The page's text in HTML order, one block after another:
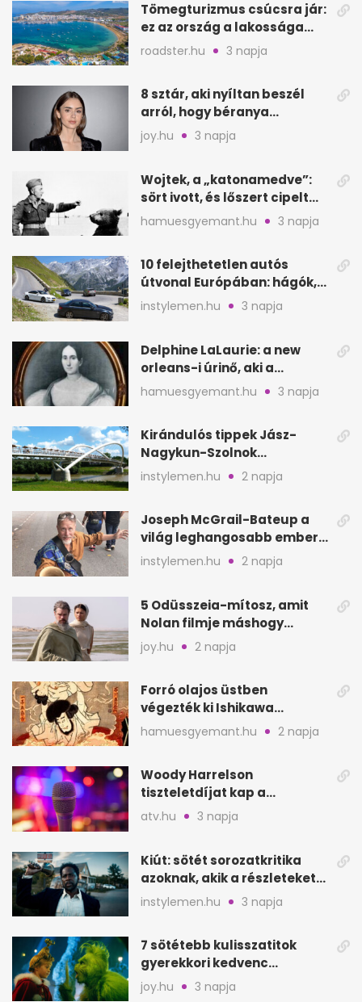
Tömegturizmus csúcsra jár:
ez az ország a lakossága
kétszeresét fogadja
roadster.hu 3 napja
8 sztár, aki nyíltan beszél
arról, hogy béranya
segítette a családalapítást
joy.hu 3 napja
Wojtek, a „katonamedve”:
sört ivott, és lőszert cipelt
Monte Cassinónál
hamuesgyemant.hu 3 napja
10 felejthetetlen autós
útvonal Európában: hágók,
partok, fjordok
instylemen.hu 3 napja
Delphine LaLaurie: a new
orleans-i úrinő, aki a
padláson kínzott
hamuesgyemant.hu 3 napja
Kirándulós tippek Jász-
Nagykun-Szolnok
megyében: 6 kihagyhatatlan
hely
instylemen.hu 2 napja
Joseph McGrail-Bateup a
világ leghangosabb embere
lett Ausztráliából
instylemen.hu 2 napja
5 Odüsszeia-mítosz, amit
Nolan filmje máshogy
mutat, mint Homérosz
joy.hu 2 napja
Forró olajos üstben
végezték ki Ishikawa
Goemont, Japán Robin
Hoodját
hamuesgyemant.hu 2 napja
Woody Harrelson
tiszteletdíjat kap a
Szarajevói Filmfesztiválon
atv.hu 3 napja
Kiút: sötét sorozatkritika
azoknak, akik a részleteket
keresik
instylemen.hu 3 napja
7 sötétebb kulisszatitok
gyerekkori kedvenc
filmjeinkről a Joy szerint
joy.hu 3 napja